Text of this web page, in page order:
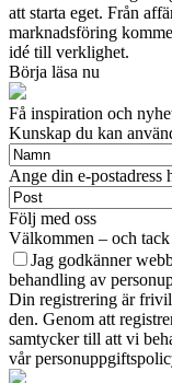
att starta eget. Från
marknadsföring
idé till verklighet.
Börja läsa nu
Få inspiration och
Kunskap du kan
Ange din e-postadress
Följ med oss
Välkommen – och
Jag godkänner
behandling av
Din registrering är
den. Genom att
samtycker till att vi
vår